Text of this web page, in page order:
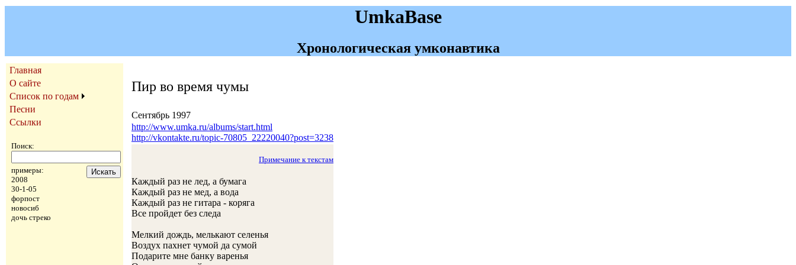
UmkaBase
Хронологическая умконавтика
Главная
О сайте
Список по годам
Песни
Ссылки
Поиск:
примеры:
2008
30-1-05
форпост
новосиб
дочь стреко
Пир во время чумы
Сентябрь 1997
http://www.umka.ru/albums/start.html
http://vkontakte.ru/topic-70805_22220040?post=3238
Примечание к текстам
Каждый раз не лед, а бумага
Каждый раз не мед, а вода
Каждый раз не гитара - коряга
Все пройдет без следа
Мелкий дождь, мелькают селенья
Воздух пахнет чумой да сумой
Подарите мне банку варенья